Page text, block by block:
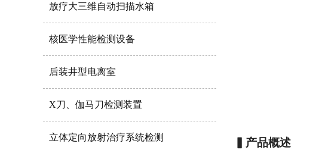
放疗大三维自动扫描水箱
核医学性能检测设备
后装井型电离室
X刀、伽马刀检测装置
立体定向放射治疗系统检测 产品概述